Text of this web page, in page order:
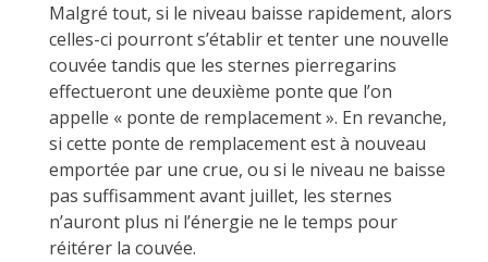
Malgré tout, si le niveau baisse rapidement, alors
celles-ci pourront s’établir et tenter une nouvelle
couvée tandis que les sternes pierregarins
effectueront une deuxième ponte que l’on
appelle « ponte de remplacement ». En revanche,
si cette ponte de remplacement est à nouveau
emportée par une crue, ou si le niveau ne baisse
pas suffisamment avant juillet, les sternes
n’auront plus ni l’énergie ne le temps pour
réitérer la couvée.